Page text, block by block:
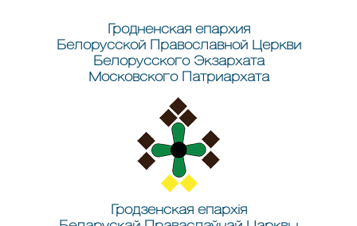
Гродненская епархия
Белорусской Православной Церкви
Белорусского Экзархата
Московского Патриархата
Гродзенская епархія